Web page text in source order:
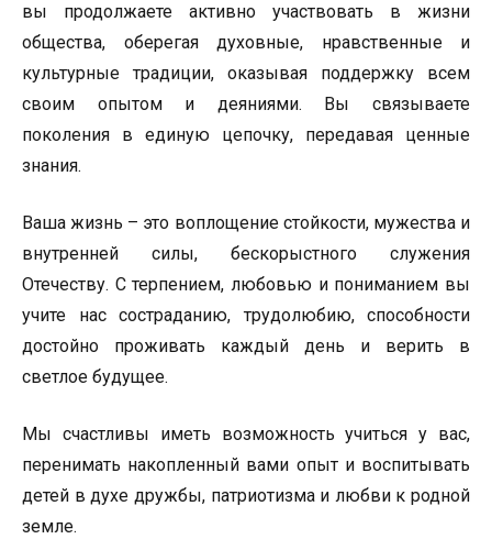
вы продолжаете активно участвовать в жизни
общества, оберегая духовные, нравственные и
культурные традиции, оказывая поддержку всем
своим опытом и деяниями. Вы связываете
поколения в единую цепочку, передавая ценные
знания.
Ваша жизнь – это воплощение стойкости, мужества и
внутренней силы, бескорыстного служения
Отечеству. С терпением, любовью и пониманием вы
учите нас состраданию, трудолюбию, способности
достойно проживать каждый день и верить в
светлое будущее.
Мы счастливы иметь возможность учиться у вас,
перенимать накопленный вами опыт и воспитывать
детей в духе дружбы, патриотизма и любви к родной
земле.